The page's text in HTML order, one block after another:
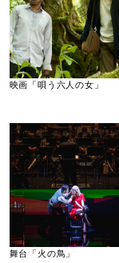
映画「唄う六人の女」
舞台「火の鳥」